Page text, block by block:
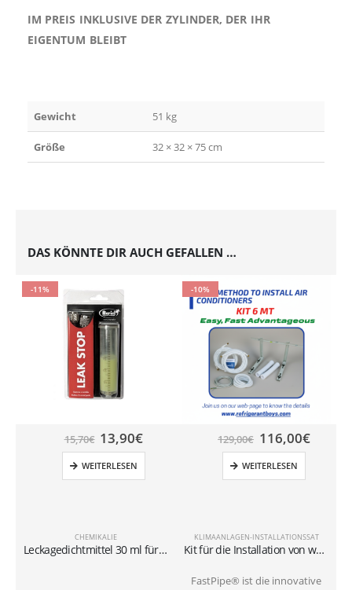
IM PREIS INKLUSIVE DER ZYLINDER, DER IHR
EIGENTUM BLEIBT
Gewicht 51 kg
Größe 32 × 32 × 75 cm
DAS KÖNNTE DIR AUCH GEFALLEN …
-11%
CHEMIKALIE
Leckagedichtmittel 30 ml für Kühlung
15,70€ 13,90€
WEITERLESEN
-10%
KLIMAANLAGEN-INSTALLATIONSSAT
Kit für die Installation von wandmontierten Klimaanlagen mit 6-Meter-Rohren 1/4″+3/8″SAE
FastPipe® ist die innovative
129,00€ 116,00€
WEITERLESEN